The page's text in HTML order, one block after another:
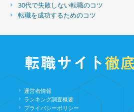
30代で失敗しない転職のコツ
転職を成功するためのコツ
運営者情報
ランキング調査概要
プライバシーポリシー